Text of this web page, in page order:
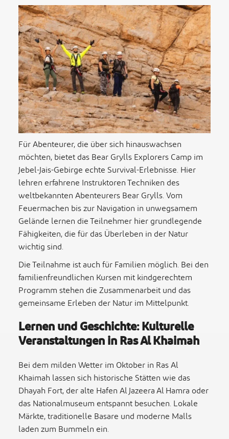
Für Abenteurer, die über sich hinauswachsen
möchten, bietet das Bear Grylls Explorers Camp im
Jebel‑Jais‑Gebirge echte Survival‑Erlebnisse. Hier
lehren erfahrene Instruktoren Techniken des
weltbekannten Abenteurers Bear Grylls. Vom
Feuermachen bis zur Navigation in unwegsamem
Gelände lernen die Teilnehmer hier grundlegende
Fähigkeiten, die für das Überleben in der Natur
wichtig sind.
Die Teilnahme ist auch für Familien möglich. Bei den
familienfreundlichen Kursen mit kindgerechtem
Programm stehen die Zusammenarbeit und das
gemeinsame Erleben der Natur im Mittelpunkt.
Lernen und Geschichte: Kulturelle
Veranstaltungen in Ras Al Khaimah
Bei dem milden Wetter im Oktober in Ras Al
Khaimah lassen sich historische Stätten wie das
Dhayah Fort, der alte Hafen Al Jazeera Al Hamra oder
das Nationalmuseum entspannt besuchen. Lokale
Märkte, traditionelle Basare und moderne Malls
laden zum Bummeln ein.